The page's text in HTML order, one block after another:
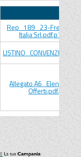
Allegato
Rep_189_23-Fresenius
Italia Srl.pdf.p7m.p7m
Allegato A6_Elenco
Offerti.pdf.p7m